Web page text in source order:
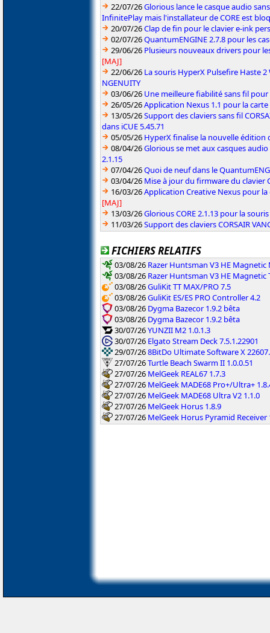
22/07/26Glorious lance le casque audio
InfinitePlay mais l'installateur de CORE est
20/07/26Clap de fin pour le clavier e-ink
02/07/26QuantumENGINE 2.7.8 pour les
29/06/26 Plusieurs nouveaux drivers pour
[MAJ]
22/06/26 La souris HyperX Pulsefire Haste
NGENUITY
03/06/26 Une meilleure fiabilité sans fil pour
26/05/26Application Nexus 1.1 pour la
13/05/26Support des claviers sans fil
dans iCUE 5.45.71
05/05/26 HyperX finalise la nouvelle édition
08/04/26Glorious se met aux casques audio
2.1.15
07/04/26Quoi de neuf dans le
03/04/26 Mise à jour du firmware du clavier
16/03/26Application Creative Nexus pour
[MAJ]
13/03/26Glorious CORE 2.1.13 pour la
11/03/26Support des claviers CORSAIR
FICHIERS RELATIFS
03/08/26 Razer Huntsman V3 HE Magnetic
03/08/26 Razer Huntsman V3 HE Magnetic
03/08/26GuliKit TT MAX/PRO 7.5
03/08/26GuliKit ES/ES PRO Controller 4.2
03/08/26 Dygma Bazecor 1.9.2 bêta
03/08/26 Dygma Bazecor 1.9.2 bêta
30/07/26YUNZII M2 1.0.1.3
30/07/26 Elgato Stream Deck 7.5.1.22901
29/07/268BitDo Ultimate Software X
27/07/26Turtle Beach Swarm II 1.0.0.51
27/07/26 MelGeek REAL67 1.7.3
27/07/26 MelGeek MADE68 Pro+/Ultra+
27/07/26 MelGeek MADE68 Ultra V2 1.1.0
27/07/26 MelGeek Horus 1.8.9
27/07/26 MelGeek Horus Pyramid Receiver